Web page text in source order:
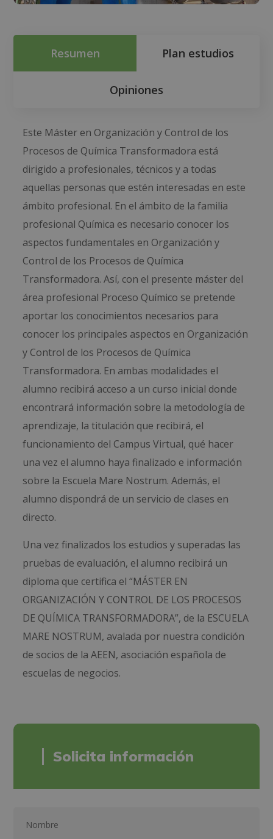
Resumen Plan estudios
Opiniones
Este Máster en Organización y Control de los
Procesos de Química Transformadora está
dirigido a profesionales, técnicos y a todas
aquellas personas que estén interesadas en este
ámbito profesional. En el ámbito de la familia
profesional Química es necesario conocer los
aspectos fundamentales en Organización y
Control de los Procesos de Química
Transformadora. Así, con el presente máster del
área profesional Proceso Químico se pretende
aportar los conocimientos necesarios para
conocer los principales aspectos en Organización
y Control de los Procesos de Química
Transformadora. En ambas modalidades el
alumno recibirá acceso a un curso inicial donde
encontrará información sobre la metodología de
aprendizaje, la titulación que recibirá, el
funcionamiento del Campus Virtual, qué hacer
una vez el alumno haya finalizado e información
sobre la Escuela Mare Nostrum. Además, el
alumno dispondrá de un servicio de clases en
directo.
Una vez finalizados los estudios y superadas las
pruebas de evaluación, el alumno recibirá un
diploma que certifica el “MÁSTER EN
ORGANIZACIÓN Y CONTROL DE LOS PROCESOS
DE QUÍMICA TRANSFORMADORA”, de la ESCUELA
MARE NOSTRUM, avalada por nuestra condición
de socios de la AEEN, asociación española de
escuelas de negocios.
Solicita información